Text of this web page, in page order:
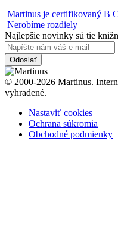
Martinus je certifikovaný B
Nerobíme rozdiely
Najlepšie novinky sú tie
Odoslať
© 2000-2026 Martinus.
vyhradené.
Nastaviť cookies
Ochrana súkromia
Obchodné podmienky